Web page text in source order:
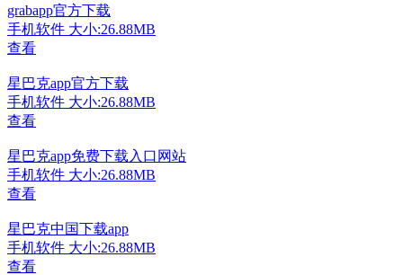
grabapp官方下载
手机软件 大小:26.88MB
查看
星巴克app官方下载
手机软件 大小:26.88MB
查看
星巴克app免费下载入口网站
手机软件 大小:26.88MB
查看
星巴克中国下载app
手机软件 大小:26.88MB
查看